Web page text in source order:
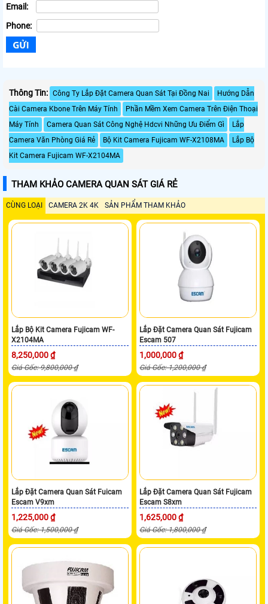
Email:
Phone:
Thông Tin: Công Ty Lắp Đặt Camera Quan Sát Tại Đồng Nai
Hướng Dẫn
Cài Camera Kbone Trên Máy Tính
Phần Mềm Xem Camera Trên Điện Thoại
Máy Tính
Camera Quan Sát Công Nghệ Hdcvi Những Ưu Điểm Gì
Lắp
Camera Văn Phòng Giá Rẻ
Bộ Kit Camera Fujicam WF-X2108MA
Lắp Bộ
Kit Camera Fujicam WF-X2104MA
THAM KHẢO CAMERA QUAN SÁT GIÁ RẺ
CÙNG LOẠI CAMERA 2K 4K SẢN PHẨM THAM KHẢO
Lắp Bộ Kit Camera Fujicam WF-
X2104MA
8,250,000 ₫
Giá Gốc: 9,800,000 ₫
Lắp Đặt Camera Quan Sát Fujicam
Escam 507
1,000,000 ₫
Giá Gốc: 1,200,000 ₫
Lắp Đặt Camera Quan Sát Fuicam
Escam V9xm
1,225,000 ₫
Giá Gốc: 1,500,000 ₫
Lắp Đặt Camera Quan Sát Fujicam
Escam S8xm
1,625,000 ₫
Giá Gốc: 1,800,000 ₫